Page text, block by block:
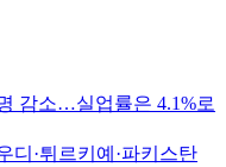
감소…실업률은 4.1%로
·튀르키예·파키스탄